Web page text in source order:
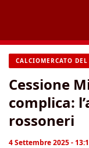
contenuto
CALCIOMERCATO
Cessione
complica:
rossoneri
4 Settembre 2025 -